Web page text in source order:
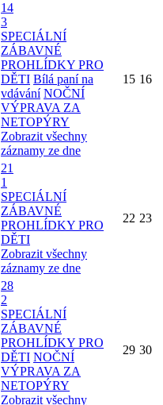
14
3
SPECIÁLNÍ
ZÁBAVNÉ
PROHLÍDKY PRO
DĚTI Bílá paní na
vdávání NOČNÍ
VÝPRAVA ZA
NETOPÝRY
Zobrazit všechny
záznamy ze dne
15 16
21
1
SPECIÁLNÍ
ZÁBAVNÉ
PROHLÍDKY PRO
DĚTI
Zobrazit všechny
záznamy ze dne
22 23
28
2
SPECIÁLNÍ
ZÁBAVNÉ
PROHLÍDKY PRO
DĚTI NOČNÍ
VÝPRAVA ZA
NETOPÝRY
Zobrazit všechny
29 30